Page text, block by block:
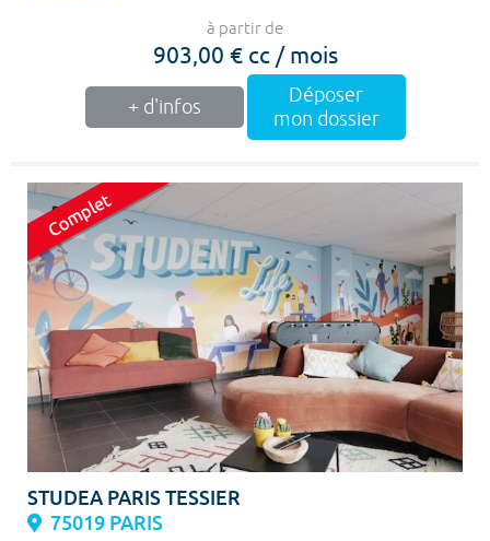
à partir de
903,00 € cc / mois
+ d'infos
Déposer
mon dossier
STUDEA PARIS TESSIER
75019 PARIS